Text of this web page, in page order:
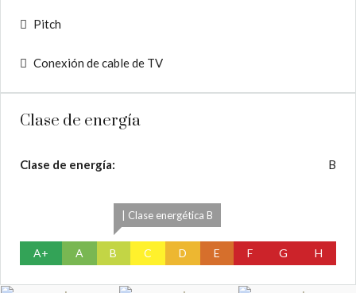
Pitch
Conexión de cable de TV
Clase de energía
Clase de energía: B
A+ A
| Clase energética B
B C D E F G H